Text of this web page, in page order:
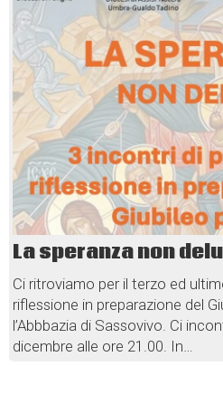
La speranza non
Ci ritroviamo per il terzo ed
riflessione in preparazione del
l’Abbbazia di Sassovivo. Ci
dicembre alle ore 21.00. In…